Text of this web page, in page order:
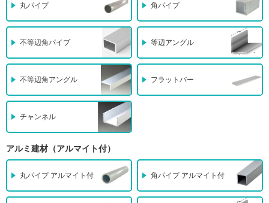
丸パイプ 角パイプ
不等辺角パイプ 等辺アングル
不等辺角アングル フラットバー
チャンネル
アルミ建材（アルマイト付）
丸パイプ アルマイト付 角パイプ アルマイト付